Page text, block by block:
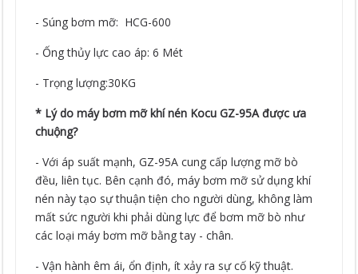
- Súng bơm mỡ: HCG-600
- Ống thủy lực cao áp: 6 Mét
- Trọng lượng:30KG
* Lý do máy bơm mỡ khí nén Kocu GZ-95A được ưa
chuộng?
- Với áp suất mạnh, GZ-95A cung cấp lượng mỡ bò
đều, liên tục. Bên cạnh đó, máy bơm mỡ sử dụng khí
nén này tạo sự thuận tiện cho người dùng, không làm
mất sức người khi phải dùng lực để bơm mỡ bò như
các loại máy bơm mỡ bằng tay - chân.
- Vận hành êm ái, ổn định, ít xảy ra sự cố kỹ thuật.